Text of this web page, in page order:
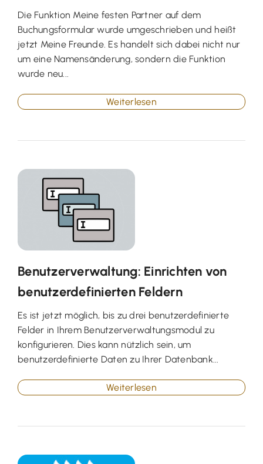
Die Funktion Meine festen Partner auf dem
Buchungsformular wurde umgeschrieben und heißt
jetzt Meine Freunde. Es handelt sich dabei nicht nur
um eine Namensänderung, sondern die Funktion
wurde neu...
Weiterlesen
Benutzerverwaltung: Einrichten von
benutzerdefinierten Feldern
Es ist jetzt möglich, bis zu drei benutzerdefinierte
Felder in Ihrem Benutzerverwaltungsmodul zu
konfigurieren. Dies kann nützlich sein, um
benutzerdefinierte Daten zu Ihrer Datenbank...
Weiterlesen